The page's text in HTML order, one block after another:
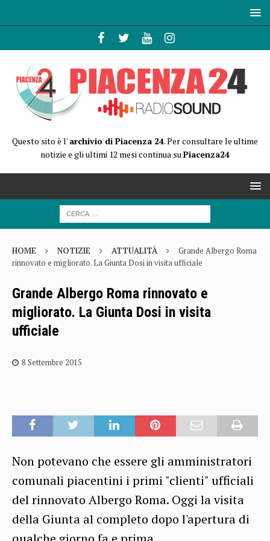
Questo sito è l'archivio di Piacenza 24. Per consultare le ultime
notizie e gli ultimi 12 mesi continua suPiacenza24
HOME NOTIZIE ATTUALITÀ
Grande Albergo Roma
rinnovato e migliorato. La Giunta Dosi in visita ufficiale
Grande Albergo Roma rinnovato e
migliorato. La Giunta Dosi in visita
ufficiale
8 Settembre 2015
Non potevano che essere gli amministratori
comunali piacentini i primi "clienti" ufficiali
del rinnovato Albergo Roma. Oggi la visita
della Giunta al completo dopo l'apertura di